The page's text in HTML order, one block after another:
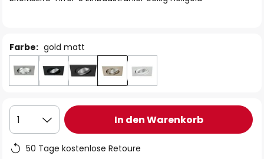
Farbe: gold matt
1 In den Warenkorb
50 Tage kostenlose Retoure